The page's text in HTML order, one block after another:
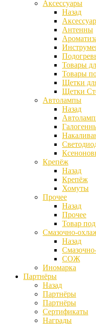
Аксессуары
Назад
Антенны
Товары
Товары
Щетки
Щетки
Автолампы
Назад
Крепёж
Назад
Крепёж
Хомуты
Прочее
Назад
Прочее
Товар под
Смазочно-
Назад
СОЖ
Иномарка
Партнёры
Назад
Партнёры
Партнёры
Сертификаты
Награды